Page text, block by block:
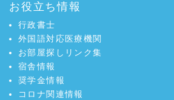
お役立ち情報
行政書士
外国語対応医療機関
お部屋探しリンク集
宿舎情報
奨学金情報
コロナ関連情報